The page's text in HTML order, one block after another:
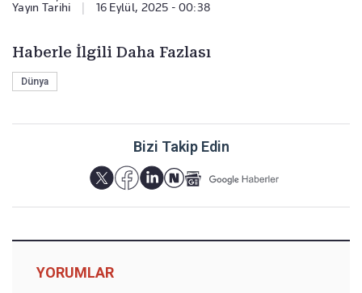
Yayın Tarihi 16 Eylül, 2025 - 00:38
Haberle İlgili Daha Fazlası
Dünya
Bizi Takip Edin
YORUMLAR